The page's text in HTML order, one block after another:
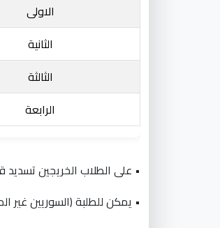
الاولى
الثانية
الثالثة
الرابعة
• على الطلاب الخريجين
• يمكن للطلبة (السوريين غير